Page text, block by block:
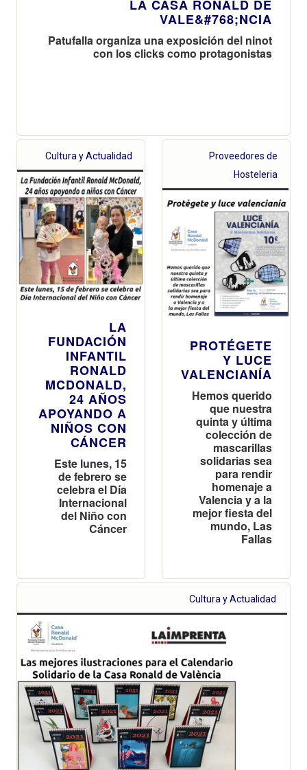
LA CASA RONALD DE
VALE&#768;NCIA
Patufalla organiza una exposición del ninot
con los clicks como protagonistas
Cultura y Actualidad
LA
FUNDACIÓN
INFANTIL
RONALD
MCDONALD,
24 AÑOS
APOYANDO A
NIÑOS CON
CÁNCER
Este lunes, 15
de febrero se
celebra el Día
Internacional
del Niño con
Cáncer
Proveedores de
Hosteleria
PROTÉGETE
Y LUCE
VALENCIANÍA
Hemos querido
que nuestra
quinta y última
colección de
mascarillas
solidarias sea
para rendir
homenaje a
Valencia y a la
mejor fiesta del
mundo, Las
Fallas
Cultura y Actualidad